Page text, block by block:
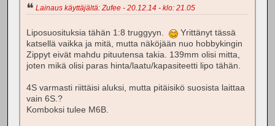
Lainaus käyttäjältä: Zufee - 20.12.14 - klo: 21.05
Liposuosituksia tähän 1:8 truggyyn.
Yrittänyt tässä
katsellä vaikka ja mitä, mutta näköjään nuo hobbykingin
Zippyt eivät mahdu pituutensa takia. 139mm olisi mitta,
joten mikä olisi paras hinta/laatu/kapasiteetti lipo tähän.
4S varmasti riittäisi aluksi, mutta pitäisikö suosista laittaa
vain 6S.?
Komboksi tulee M6B.